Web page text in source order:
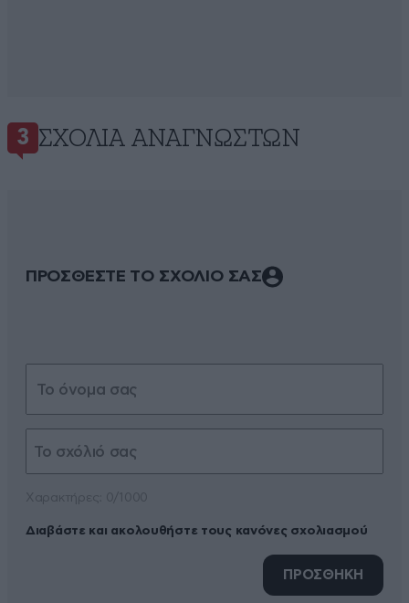
3 ΣΧΌΛΙΑ ΑΝΑΓΝΩΣΤΏΝ
ΠΡΟΣΘΕΣΤΕ ΤΟ ΣΧΟΛΙΟ ΣΑΣ
Διαβάστε και ακολουθήστε τους κανόνες σχολιασμού
ΠΡΟΣΘΗΚΗ